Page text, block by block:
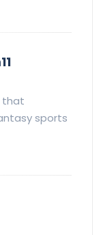
says:
that
sports